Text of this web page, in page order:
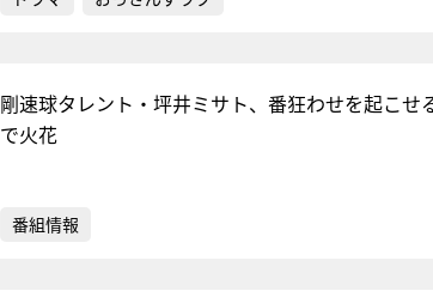
剛速球タレント・坪井ミサト、番狂わせを起こ
で火花
番組情報